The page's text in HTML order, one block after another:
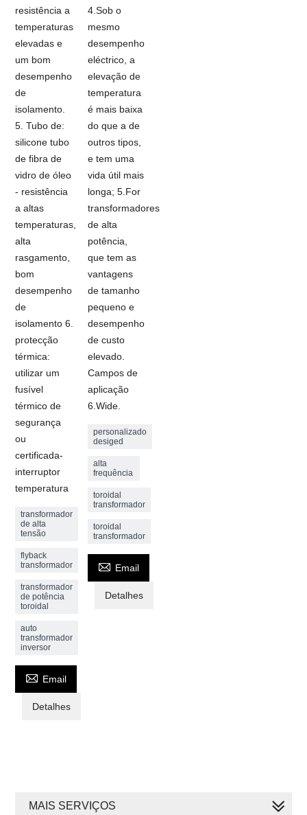
resistência a
temperaturas
elevadas e
um bom
desempenho
de
isolamento.
5. Tubo de:
silicone tubo
de fibra de
vidro de óleo
- resistência
a altas
temperaturas,
alta
rasgamento,
bom
desempenho
de
isolamento 6.
protecção
térmica:
utilizar um
fusível
térmico de
segurança
ou
certificada-
interruptor
temperatura
transformador
de alta
tensão
flyback
transformador
transformador
de potência
toroidal
auto
transformador
inversor
 Email
Detalhes
4.Sob o
mesmo
desempenho
eléctrico, a
elevação de
temperatura
é mais baixa
do que a de
outros tipos,
e tem uma
vida útil mais
longa; 5.For
transformadores
de alta
potência,
que tem as
vantagens
de tamanho
pequeno e
desempenho
de custo
elevado.
Campos de
aplicação
6.Wide.
personalizado
desiged
alta
frequência
toroidal
transformador
toroidal
transformador
 Email
Detalhes
MAIS SERVIÇOS